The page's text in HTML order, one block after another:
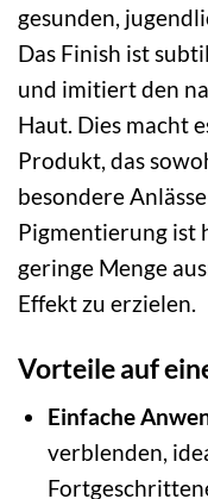
gesunden,
Das Finish ist
und imitiert den
Haut. Dies macht
Produkt, das
besondere
Pigmentierung ist
geringe Menge
Effekt zu erzielen.
Vorteile auf
Einfache
verblenden,